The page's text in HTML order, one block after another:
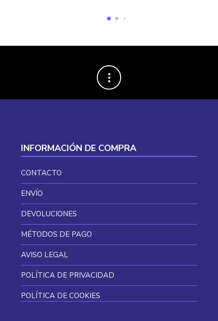
INFORMACIÓN DE COMPRA
CONTACTO
ENVÍO
DEVOLUCIONES
MÉTODOS DE PAGO
AVISO LEGAL
POLÍTICA DE PRIVACIDAD
POLÍTICA DE COOKIES